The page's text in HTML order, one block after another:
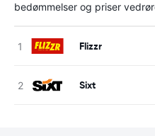
bedømmelser og priser
Flizzr
Sixt